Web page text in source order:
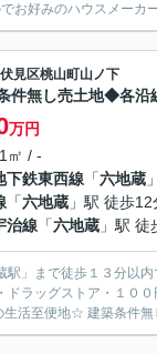
お好みのハウスメー
見区桃山町山ノ下
件無し売土地◆各沿
万円
㎡ / -
下鉄東西線 「六地蔵
「六地蔵 」駅 徒歩12
治線 「六地蔵 」駅 徒
」まで徒歩１３分以
ラッグストア・１０
活至便地☆ 建築条件